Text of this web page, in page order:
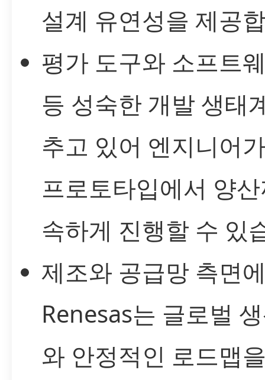
설계 유연성을 제공
평가 도구와 소프트
등 성숙한 개발 생태
추고 있어 엔지니어
프로토타입에서 양
속하게 진행할 수 있
제조와 공급망 측면
Renesas는 글로벌
와 안정적인 로드맵